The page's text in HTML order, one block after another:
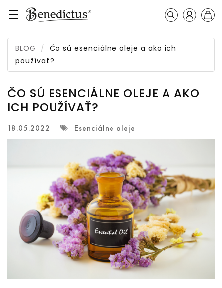
Vyhľadávanie
Košík
BLOG
Čo sú esenciálne oleje a ako ich
používať?
ČO SÚ ESENCIÁLNE OLEJE A AKO
ICH POUŽÍVAŤ?
18.05.2022 Esenciálne oleje